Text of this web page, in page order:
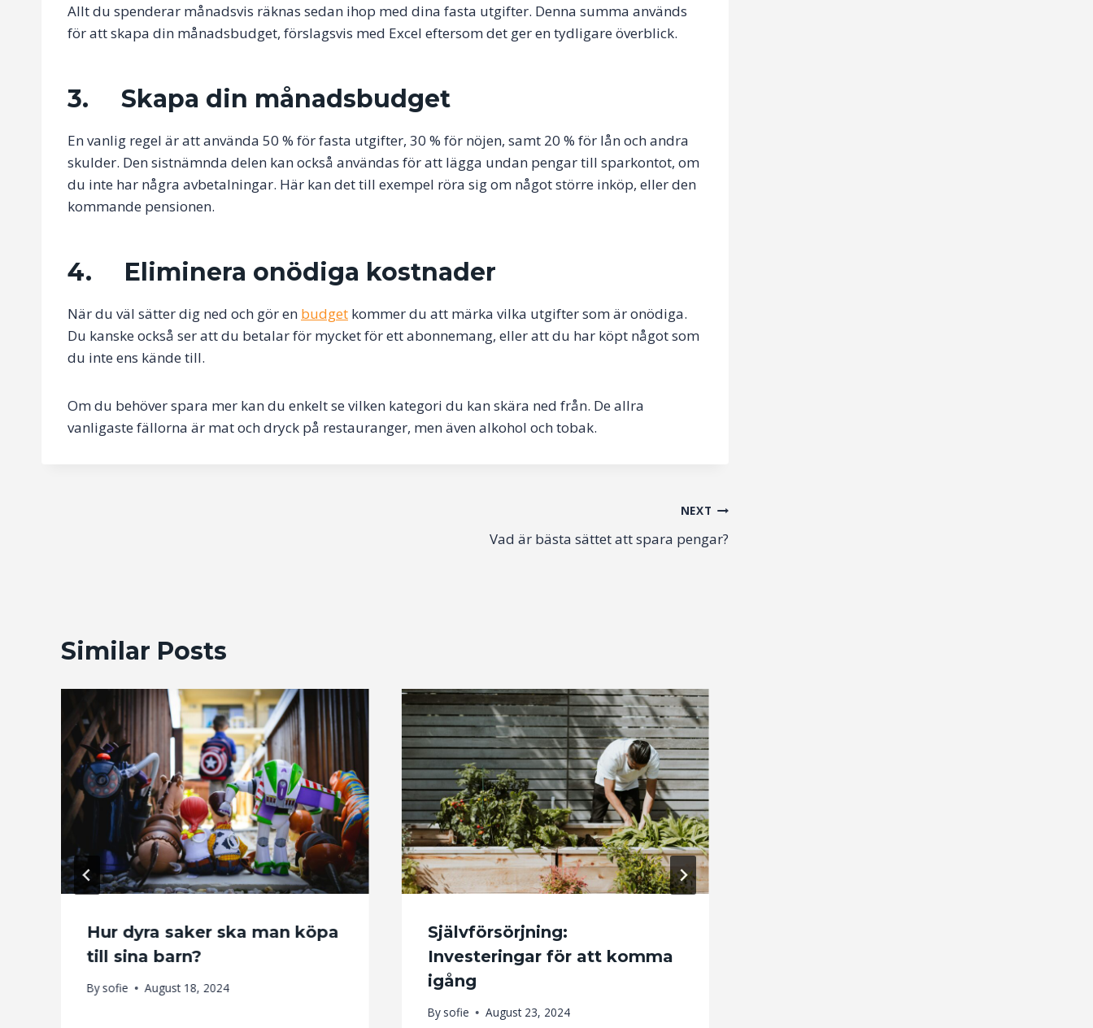
Allt du spenderar månadsvis räknas sedan ihop med dina fasta utgifter. Denna summa används
för att skapa din månadsbudget, förslagsvis med Excel eftersom det ger en tydligare överblick.
3. Skapa din månadsbudget
En vanlig regel är att använda 50 % för fasta utgifter, 30 % för nöjen, samt 20 % för lån och andra
skulder. Den sistnämnda delen kan också användas för att lägga undan pengar till sparkontot, om
du inte har några avbetalningar. Här kan det till exempel röra sig om något större inköp, eller den
kommande pensionen.
4. Eliminera onödiga kostnader
När du väl sätter dig ned och gör en budget kommer du att märka vilka utgifter som är onödiga.
Du kanske också ser att du betalar för mycket för ett abonnemang, eller att du har köpt något som
du inte ens kände till.
Om du behöver spara mer kan du enkelt se vilken kategori du kan skära ned från. De allra
vanligaste fällorna är mat och dryck på restauranger, men även alkohol och tobak.
NEXT
Vad är bästa sättet att spara pengar?
Similar Posts
Hur dyra saker ska man köpa
till sina barn?
Bysofie August 18, 2024
Självförsörjning:
Investeringar för att komma
igång
By sofie August 23, 2024